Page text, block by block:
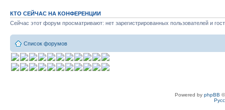
КТО СЕЙЧАС НА КОНФЕРЕНЦИИ
Сейчас этот форум просматривают: нет зарегистрированных пользователей и
Список форумов
Powered by phpBB